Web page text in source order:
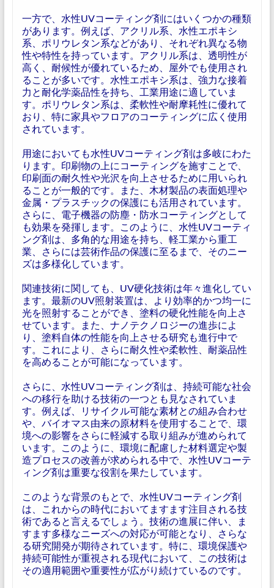
一方で、水性UVコーティング剤にはいくつかの種類
があります。例えば、アクリル系、水性エポキシ
系、ポリウレタン系などがあり、それぞれ異なる物
性や特性を持っています。アクリル系は、透明性が
高く、耐候性が優れているため、屋外でも使用され
ることが多いです。水性エポキシ系は、強力な接着
力と耐化学薬品性を持ち、工業用途に適していま
す。ポリウレタン系は、柔軟性や耐摩耗性に優れて
おり、特に家具やフロアのコーティングに広く使用
されています。
用途においても水性UVコーティング剤は多岐にわた
ります。印刷物の上にコーティングを施すことで、
印刷面の耐久性や光沢を向上させるために用いられ
ることが一般的です。また、木材製品の表面処理や
金属・プラスチックの保護にも活用されています。
さらに、電子機器の防塵・防水コーティングとして
も効果を発揮します。このように、水性UVコーティ
ング剤は、多角的な用途を持ち、軽工業から重工
業、さらには芸術作品の保護に至るまで、そのニー
ズは多様化しています。
関連技術に関しても、UV硬化技術は年々進化してい
ます。最新のUV照射装置は、より効率的かつ均一に
光を照射することができ、塗料の硬化性能を向上さ
せています。また、ナノテクノロジーの進歩によ
り、塗料自体の性能を向上させる研究も進行中で
す。これにより、さらに耐久性や柔軟性、耐薬品性
を高めることが可能になっています。
さらに、水性UVコーティング剤は、持続可能な社会
への移行を助ける技術の一つとも見なされていま
す。例えば、リサイクル可能な素材との組み合わせ
や、バイオマス由来の原材料を使用することで、環
境への影響をさらに軽減する取り組みが進められて
います。このように、環境に配慮した材料選定や製
造プロセスの改善が求められる中で、水性UVコーテ
ィング剤は重要な役割を果たしています。
このような背景のもとで、水性UVコーティング剤
は、これからの時代においてますます注目される技
術であると言えるでしょう。技術の進展に伴い、ま
すます多様なニーズへの対応が可能となり、さらな
る研究開発が期待されています。特に、環境保護や
持続可能性が重視される現代において、この技術は
その適用範囲や重要性が広がり続けているのです。